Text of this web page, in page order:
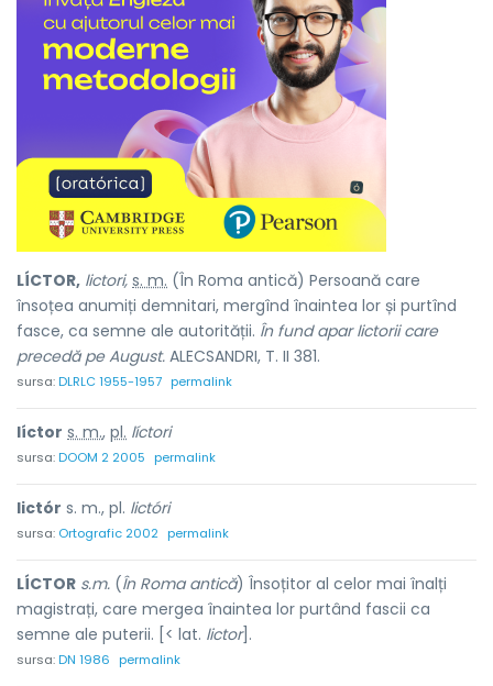
LÍCTOR, lictori, s. m. (În Roma antică) Persoană care
însoțea anumiți demnitari, mergînd înaintea lor și purtînd
fasce, ca semne ale autorității. În fund apar lictorii care
precedă pe August. ALECSANDRI, T. II 381.
sursa:DLRLC 1955-1957 permalink
líctor s. m., pl. líctori
sursa:DOOM 2 2005 permalink
lictór s. m., pl. lictóri
sursa: Ortografic 2002 permalink
LÍCTOR s.m. (În Roma antică) Însoțitor al celor mai înalți
magistrați, care mergea înaintea lor purtând fascii ca
semne ale puterii. [< lat. lictor].
sursa:DN 1986 permalink